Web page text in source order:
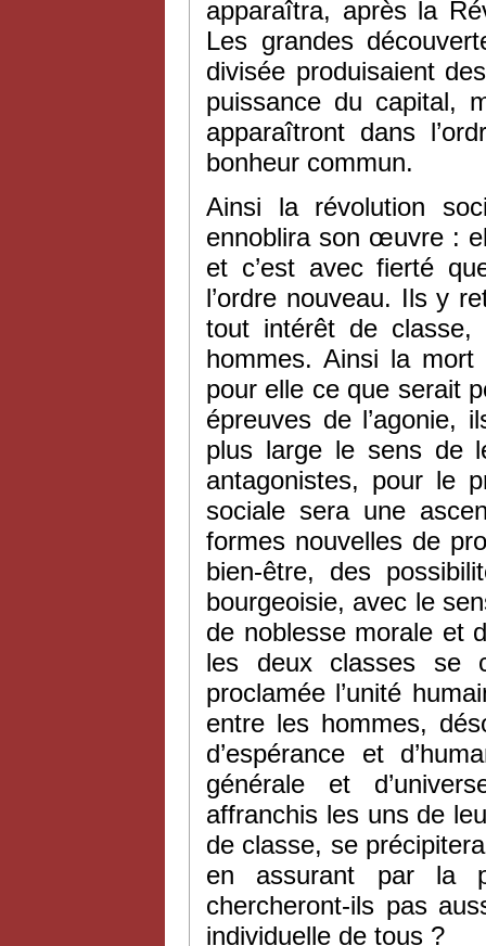
apparaîtra, après la
Les grandes
divisée produisaient
puissance du capital,
apparaîtront dans
bonheur commun.
Ainsi la révolution
ennoblira son œuvre :
et c’est avec fierté
l’ordre nouveau. Ils y
tout intérêt de classe,
hommes. Ainsi la
pour elle ce que serait
épreuves de l’agonie,
plus large le sens de
antagonistes, pour le
sociale sera une
formes nouvelles de
bien-être, des
bourgeoisie, avec le
de noblesse morale et
les deux classes se
proclamée l’unité
entre les hommes,
d’espérance et
générale et
affranchis les uns de
de classe, se
en assurant par la
chercheront-ils pas
individuelle de tous ?